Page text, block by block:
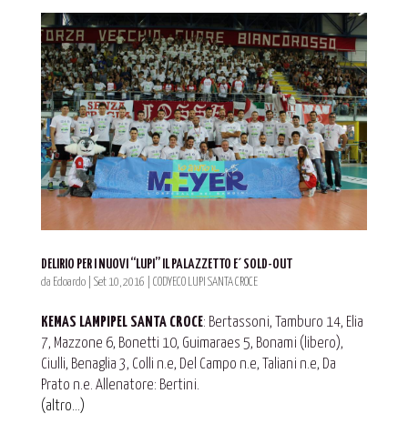
DELIRIO PER I NUOVI “LUPI” IL PALAZZETTO E´ SOLD-OUT
da Edoardo| Set 10, 2016 CODYECO LUPI SANTA CROCE
KEMAS LAMPIPEL SANTA CROCE: Bertassoni, Tamburo 14, Elia
7, Mazzone 6, Bonetti 10, Guimaraes 5, Bonami (libero),
Ciulli, Benaglia 3, Colli n.e, Del Campo n.e, Taliani n.e, Da
Prato n.e. Allenatore: Bertini.
(altro…)